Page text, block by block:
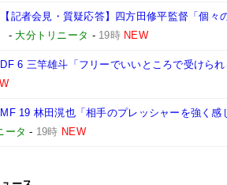
【記者会見・質疑応答】四方田修平監督「個
- 大分トリニータ - 19時 NEW
DF 6 三竿雄斗「フリーでいいところで受けら
MF 19 林田滉也「相手のプレッシャーを強く
ータ - 19時 NEW